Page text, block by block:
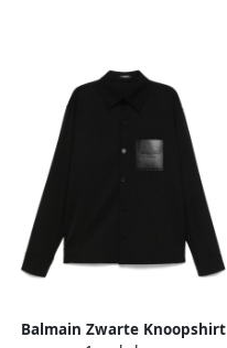
Balmain Zwarte Knoopshirt